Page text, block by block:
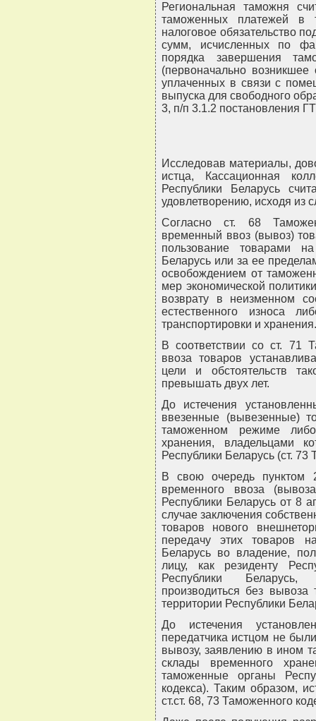
Региональная таможня
таможенных платежей
налоговое обязательство
сумм, исчисленных по
порядка завершения
(первоначально
уплаченных в связи с
выпуска для свободного
3, п/п 3.1.2 постановления
Исследовав материалы,
истца, Кассационная
Республики Беларусь
удовлетворению, исходя из
Согласно ст. 68
временный ввоз (вывоз)
пользование товарами
Беларусь или за ее
освобождением от
мер экономической
возврату в неизменном
естественного износа
транспортировки и хранения.
В соответствии со ст. 71
ввоза товаров
цели и обстоятельств
превышать двух лет.
До истечения
ввезенные (вывезенные)
таможенном режиме
хранения, владельцами
Республики Беларусь (ст. 73
В свою очередь
временного ввоза
Республики Беларусь от 8
случае заключения
товаров нового
передачу этих товаров
Беларусь во владение,
лицу, как резиденту
Республики
производиться без
территории Республики
До истечения
передатчика истцом не
вывозу, заявлению в ином
склады временного
таможенные органы
кодекса). Таким образом,
ст.ст. 68, 73 Таможенного